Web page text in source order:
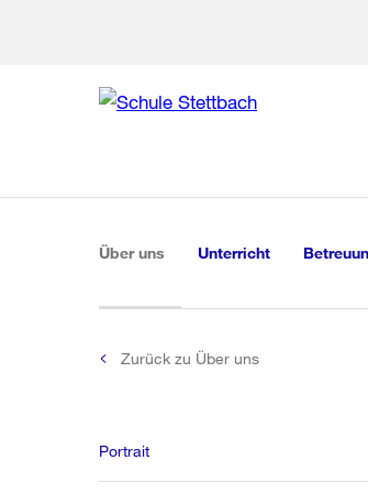
Navigation
Über uns (aktiv)Unterricht
Zurück zu Über uns
Portrait